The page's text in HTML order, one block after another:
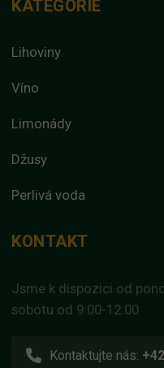
KATEGORIE
Lihoviny
Víno
Limonády
Džusy
Perlivá voda
KONTAKT
Jsme k dispozici od
sobotu od 9:00-12:00
Kontaktujte nás: